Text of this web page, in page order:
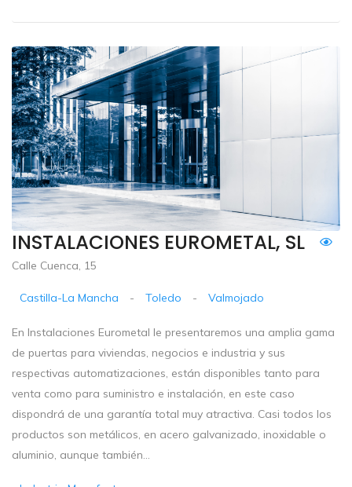
INSTALACIONES EUROMETAL, SL
Calle Cuenca, 15
Castilla-La Mancha - Toledo - Valmojado
En Instalaciones Eurometal le presentaremos una amplia gama
de puertas para viviendas, negocios e industria y sus
respectivas automatizaciones, están disponibles tanto para
venta como para suministro e instalación, en este caso
dispondrá de una garantía total muy atractiva. Casi todos los
productos son metálicos, en acero galvanizado, inoxidable o
aluminio, aunque también...